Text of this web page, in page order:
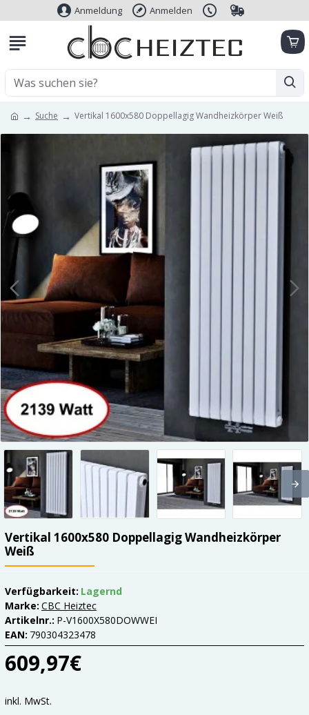
Anmeldung Anmelden
Suche Vertikal 1600x580 Doppellagig Wandheizkörper Weiß
Vertikal 1600x580 Doppellagig Wandheizkörper
Weiß
609,97€
Verfügbarkeit: Lagernd
Marke: CBC Heiztec
Artikelnr.: P-V1600X580DOWWEI
EAN: 790304323478
inkl. MwSt.